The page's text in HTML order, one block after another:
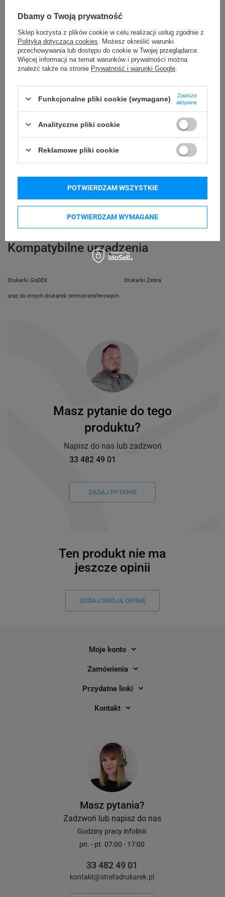
odklejenia
Materiał plomby Kameleon
Rodzaj plomby Kameleon
Usuwanie/odklejanie
plomby
Gwarancja 24 miesiące
Podmiot
odpowiedzialny
Specmark
e-mail: gspr@ptmb.pl
odpowiedzialne
Specmark
Bielska 210
43-400 Cieszyn (Polska)
telefon: 730811399
e-mail: gspr@ptmb.pl
Kompatybilne urządzenia
Drukarki GoDEX Drukarki Zebra
oraz do innych drukarek termotransferowych
Masz pytanie do tego
produktu?
Napisz do nas lub zadzwoń
33 482 49 01
ZADAJ PYTANIE
Ten produkt nie ma
jeszcze opinii
DODAJ SWOJĄ OPINIĘ
Moje konto
Zamówienia
Przydatne linki
Kontakt
Masz pytania?
Zadzwoń lub napisz do nas
Godziny pracy infolinii:
pn. - pt. 07:00 - 17:00
33 482 49 01
kontakt@strefadrukarek.pl
Dbamy o Twoją prywatność
Sklep korzysta z plików cookie w celu realizacji usług zgodnie z
Polityką dotyczącą cookies . Możesz określić warunki
przechowywania lub dostępu do cookie w Twojej przeglądarce.
Więcej informacji na temat warunków i prywatności można
znaleźć także na stronie Prywatność i warunki Google
Funkcjonalne pliki cookie (wymagane)
Zawsze
aktywne
Analityczne pliki cookie
Reklamowe pliki cookie
POTWIERDZAM WYMAGANE
POTWIERDZAM WSZYSTKIE